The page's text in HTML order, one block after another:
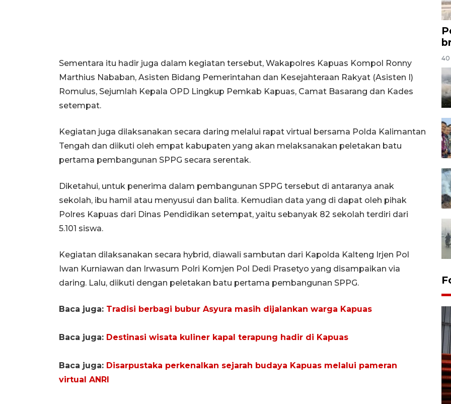
Sementara itu hadir juga dalam kegiatan tersebut, Wakapolres Kapuas Kompol Ronny
Marthius Nababan, Asisten Bidang Pemerintahan dan Kesejahteraan Rakyat (Asisten I)
Romulus, Sejumlah Kepala OPD Lingkup Pemkab Kapuas, Camat Basarang dan Kades
setempat.
Kegiatan juga dilaksanakan secara daring melalui rapat virtual bersama Polda Kalimantan
Tengah dan diikuti oleh empat kabupaten yang akan melaksanakan peletakan batu
pertama pembangunan SPPG secara serentak.
Diketahui, untuk penerima dalam pembangunan SPPG tersebut di antaranya anak
sekolah, ibu hamil atau menyusui dan balita. Kemudian data yang di dapat oleh pihak
Polres Kapuas dari Dinas Pendidikan setempat, yaitu sebanyak 82 sekolah terdiri dari
5.101 siswa.
Kegiatan dilaksanakan secara hybrid, diawali sambutan dari Kapolda Kalteng Irjen Pol
Iwan Kurniawan dan Irwasum Polri Komjen Pol Dedi Prasetyo yang disampaikan via
daring. Lalu, diikuti dengan peletakan batu pertama pembangunan SPPG.
Baca juga: Tradisi berbagi bubur Asyura masih dijalankan warga Kapuas
Baca juga: Destinasi wisata kuliner kapal terapung hadir di Kapuas
Baca juga: Disarpustaka perkenalkan sejarah budaya Kapuas melalui pameran
virtual ANRI
40